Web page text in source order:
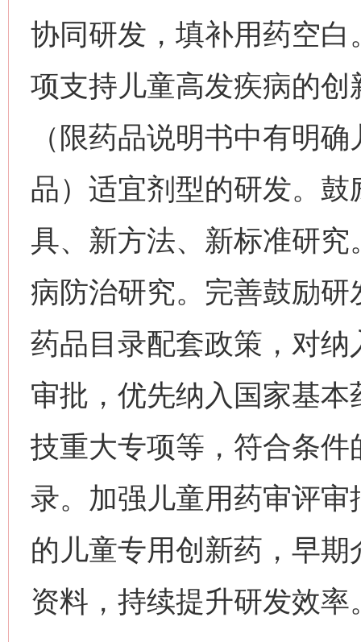
协同研发，填补用药空
项支持儿童高发疾病的
（限药品说明书中有明
品）适宜剂型的研发。
具、新方法、新标准研
病防治研究。完善鼓励
药品目录配套政策，对
审批，优先纳入国家基
技重大专项等，符合条
录。加强儿童用药审评
的儿童专用创新药，早
资料，持续提升研发效率